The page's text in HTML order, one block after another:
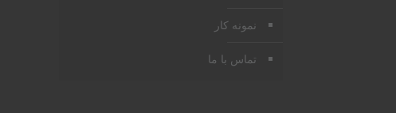
نمونه کار
تماس با ما